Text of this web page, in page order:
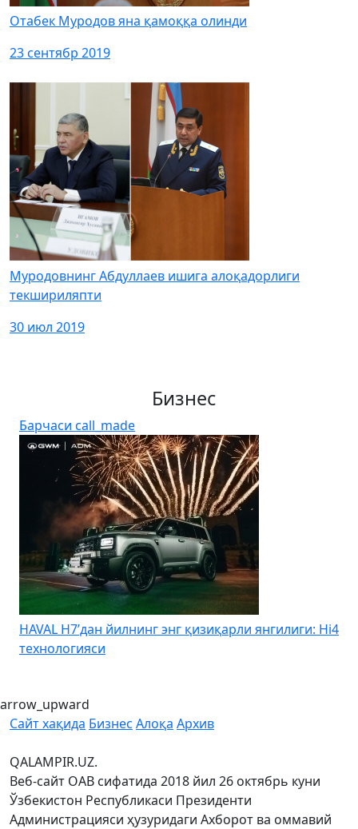
Отабек Муродов яна қамоққа олинди
23 сентябр 2019
Муродовнинг Абдуллаев ишига алоқадорлиги
текшириляпти
30 июл 2019
Бизнес
Барчаси call_made
HAVAL H7’дан йилнинг энг қизиқарли янгилиги: Hi4
технологияси
arrow_upward
Сайт хақида Бизнес Алоқа Архив
QALAMPIR.UZ.
Веб-сайт ОАВ сифатида 2018 йил 26 октябрь куни
Ўзбекистон Республикаси Президенти
Администрацияси ҳузуридаги Ахборот ва оммавий